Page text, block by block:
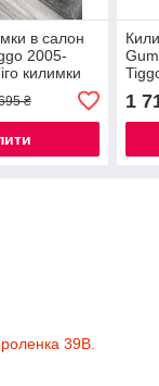
в салон
2005-
килимки
₴ 1
39В.